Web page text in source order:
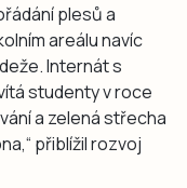
plesů a
areálu navíc
Internát s
studenty v roce
a zelená střecha
přiblížil rozvoj